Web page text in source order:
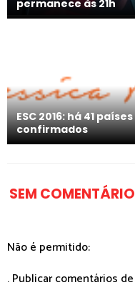
permanece às 21h
ESC 2016: há 41 países
confirmados
SEM
Não é permitido:
. Publicar comentários